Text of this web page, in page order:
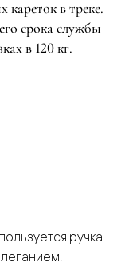
кареток в треке.
срока службы
в 120 кг.
ручка